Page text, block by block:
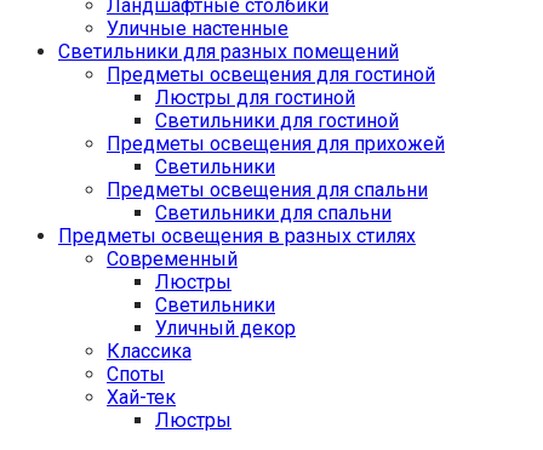
Ландшафтные столбики
Уличные настенные
Светильники для разных помещений
Предметы освещения для гостиной
Люстры для гостиной
Светильники для гостиной
Предметы освещения для прихожей
Светильники
Предметы освещения для спальни
Светильники для спальни
Предметы освещения в разных стилях
Cовременный
Люстры
Светильники
Уличный декор
Классика
Споты
Хай-тек
Люстры